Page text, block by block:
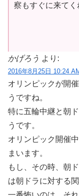
察もすぐに来てく
かげろう より:
2016年8月25日 10:24
オリンピックが開
うですね。
特に五輪中継と朝
うです。
オリンピック開催
まいます。
もし、その時、朝
は朝ドラに対する